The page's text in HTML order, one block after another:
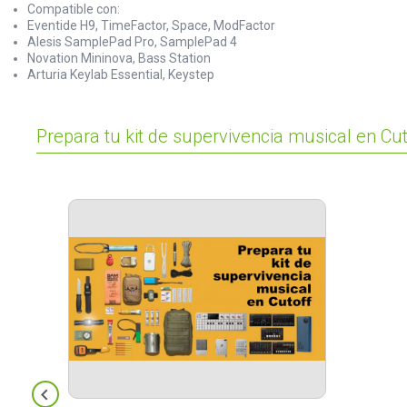
Compatible con:
Eventide H9, TimeFactor, Space, ModFactor
Alesis SamplePad Pro, SamplePad 4
Novation Mininova, Bass Station
Arturia Keylab Essential, Keystep
Prepara tu kit de supervivencia musical en